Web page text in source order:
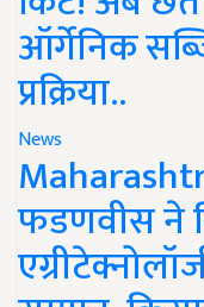
ऑर्गेनिक
प्रक्रिया..
News
फडणवीस ने